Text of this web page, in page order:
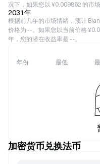
况下，如果您以 ¥0.009862 的市
2031年
根据前几年的市场情绪，预计
价格为 --。如果您以当前价格
年，您的潜在收益率是 --。
年份 最低
加密货币兑换法币